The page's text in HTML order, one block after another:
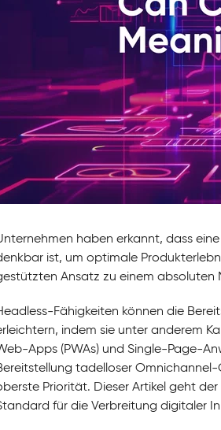
haben erkannt, dass
ist, um optimale
Ansatz zu einem absoluten
Fähigkeiten können die
indem sie unter anderem
Apps (PWAs) und Single-Page-
tadelloser
Priorität. Dieser Artikel geht
für die Verbreitung digitaler